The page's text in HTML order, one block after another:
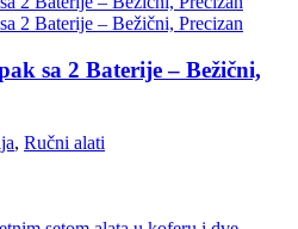
sa 2 Baterije – Bežični,
, Ručni alati